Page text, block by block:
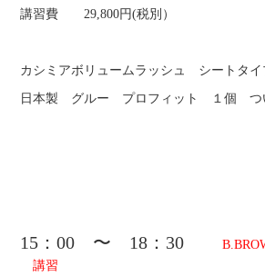
講習費 29,800円(税別）
カシミアボリュームラッシュ シートタイ
日本製 グルー プロフィット １個 つ
15：00 〜 18：30
講習